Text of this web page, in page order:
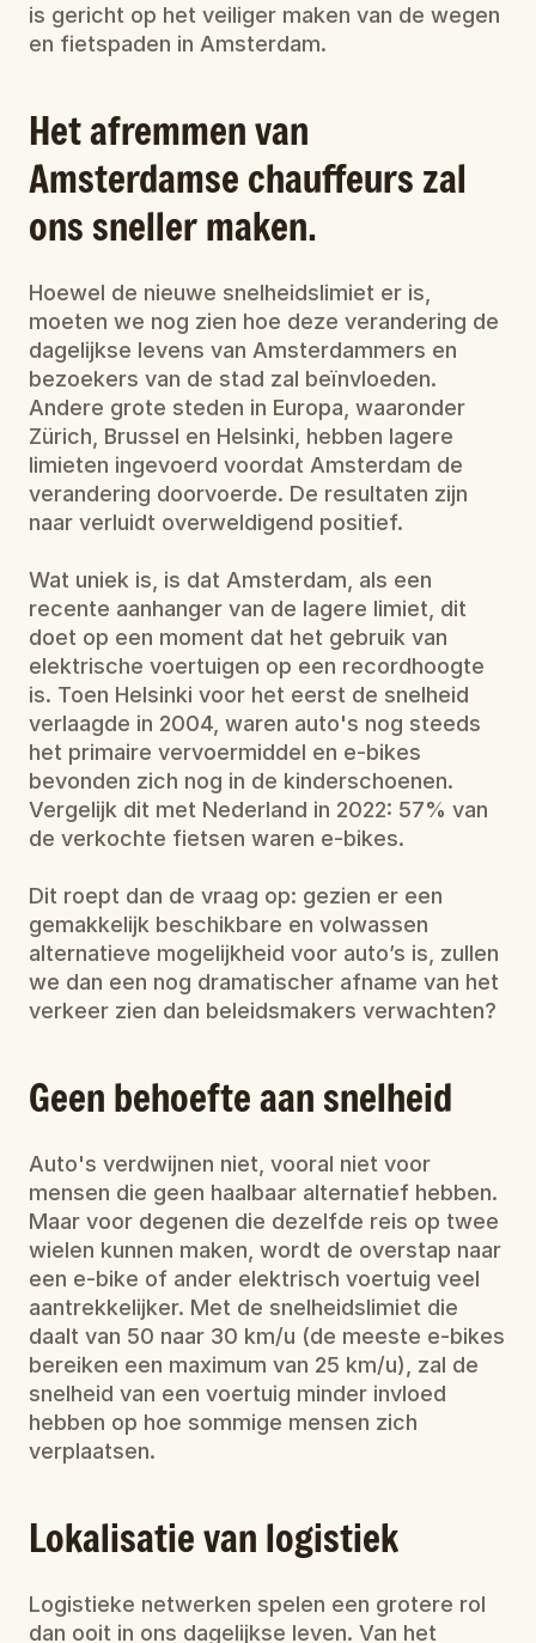
is gericht op het veiliger maken van de wegen
en fietspaden in Amsterdam.
Het afremmen van
Amsterdamse chauffeurs zal
ons sneller maken.
Hoewel de nieuwe snelheidslimiet er is,
moeten we nog zien hoe deze verandering de
dagelijkse levens van Amsterdammers en
bezoekers van de stad zal beïnvloeden.
Andere grote steden in Europa, waaronder
Zürich, Brussel en Helsinki, hebben lagere
limieten ingevoerd voordat Amsterdam de
verandering doorvoerde. De resultaten zijn
naar verluidt overweldigend positief.
Wat uniek is, is dat Amsterdam, als een
recente aanhanger van de lagere limiet, dit
doet op een moment dat het gebruik van
elektrische voertuigen op een recordhoogte
is. Toen Helsinki voor het eerst de snelheid
verlaagde in 2004, waren auto's nog steeds
het primaire vervoermiddel en e-bikes
bevonden zich nog in de kinderschoenen.
Vergelijk dit met Nederland in 2022: 57% van
de verkochte fietsen waren e-bikes.
Dit roept dan de vraag op: gezien er een
gemakkelijk beschikbare en volwassen
alternatieve mogelijkheid voor auto’s is, zullen
we dan een nog dramatischer afname van het
verkeer zien dan beleidsmakers verwachten?
Geen behoefte aan snelheid
Auto's verdwijnen niet, vooral niet voor
mensen die geen haalbaar alternatief hebben.
Maar voor degenen die dezelfde reis op twee
wielen kunnen maken, wordt de overstap naar
een e-bike of ander elektrisch voertuig veel
aantrekkelijker. Met de snelheidslimiet die
daalt van 50 naar 30 km/u (de meeste e-bikes
bereiken een maximum van 25 km/u), zal de
snelheid van een voertuig minder invloed
hebben op hoe sommige mensen zich
verplaatsen.
Lokalisatie van logistiek
Logistieke netwerken spelen een grotere rol
dan ooit in ons dagelijkse leven. Van het